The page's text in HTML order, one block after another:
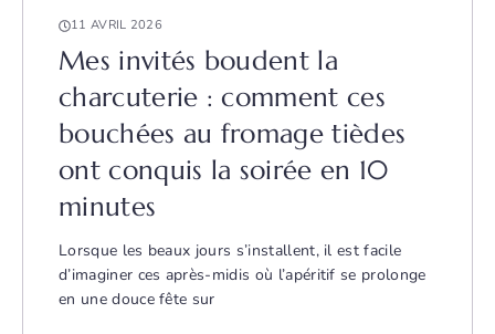
11 AVRIL 2026
Mes invités boudent la
charcuterie : comment ces
bouchées au fromage tièdes
ont conquis la soirée en 10
minutes
Lorsque les beaux jours s’installent, il est facile
d’imaginer ces après-midis où l’apéritif se prolonge
en une douce fête sur